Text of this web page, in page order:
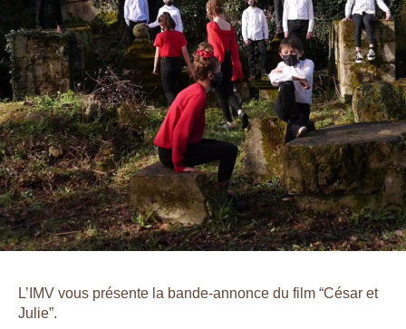
L’IMV vous présente la bande-annonce du film “César et
Julie”.